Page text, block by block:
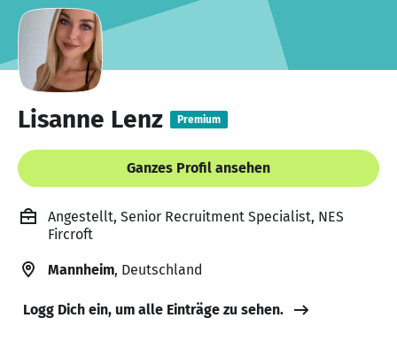
Lisanne Lenz Premium
Ganzes Profil ansehen
Angestellt, Senior Recruitment Specialist, NES
Fircroft
Mannheim, Deutschland
Logg Dich ein, um alle Einträge zu sehen.